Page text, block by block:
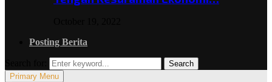
Posting Berita
Search
Primary Menu